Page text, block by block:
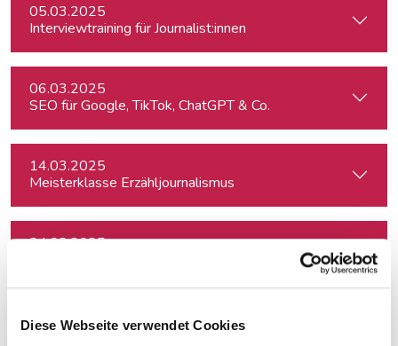
Diese Webseite verwendet Cookies
05.03.2025
Interviewtraining für Journalist:innen
06.03.2025
SEO für Google, TikTok, ChatGPT & Co.
14.03.2025
Meisterklasse Erzähljournalismus
24.03.2025
Von der Idee zum Film: So schreibe ich ein schlüssiges
31.03.2025